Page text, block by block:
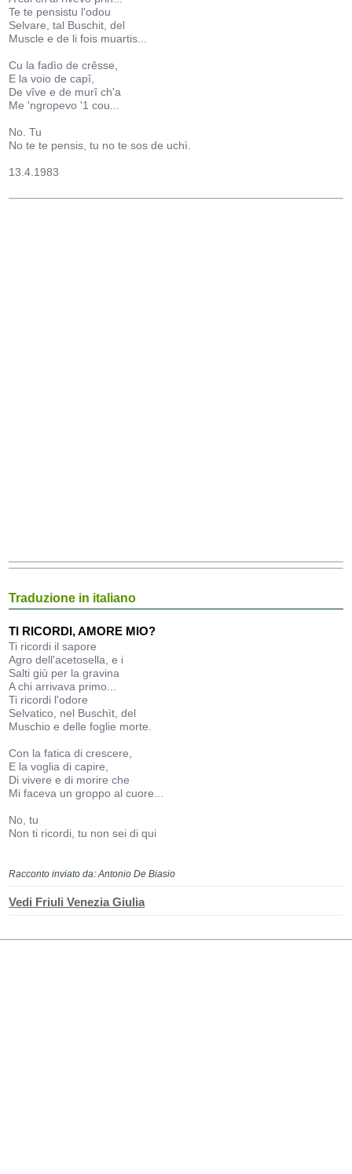
Te te pensistu l'odou
Selvare, tal Buschit, del
Muscle e de li fois muartis...
Cu la fadìo de crêsse,
E la voio de capî,
De vîve e de murî ch'a
Me 'ngropevo '1 cou...
No. Tu
No te te pensis, tu no te sos de uchì.
13.4.1983
Traduzione in italiano
TI RICORDI, AMORE MIO?
Ti ricordi il sapore
Agro dell'acetosella, e i
Salti giù per la gravina
A chi arrivava primo...
Ti ricordi l'odore
Selvatico, nel Buschìt, del
Muschio e delle foglie morte.
Con la fatica di crescere,
E la voglia di capire,
Di vivere e di morire che
Mi faceva un groppo al cuore...
No, tu
Non ti ricordi, tu non sei di qui
Racconto inviato da: Antonio De Biasio
Vedi Friuli Venezia Giulia